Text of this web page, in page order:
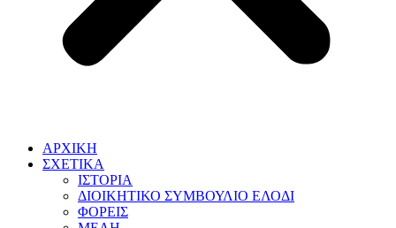
ΑΡΧΙΚΗ
ΣΧΕΤΙΚΑ
ΙΣΤΟΡΙΑ
ΔΙΟΙΚΗΤΙΚΟ ΣΥΜΒΟΥΛΙΟ ΕΛΟΔΙ
ΦΟΡΕΙΣ